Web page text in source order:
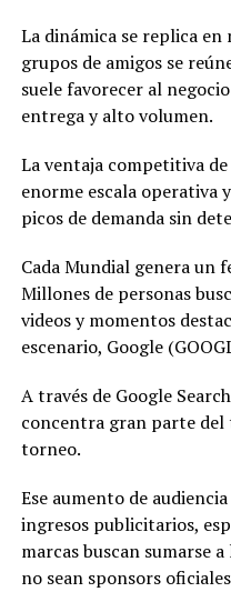
La dinámica se replica
grupos de amigos se
suele favorecer al
entrega y alto volumen.
La ventaja competitiva
enorme escala operativa
picos de demanda sin
Cada Mundial genera un
Millones de personas
videos y momentos
escenario, Google
A través de Google
concentra gran parte
torneo.
Ese aumento de
ingresos publicitarios,
marcas buscan sumarse
no sean sponsors